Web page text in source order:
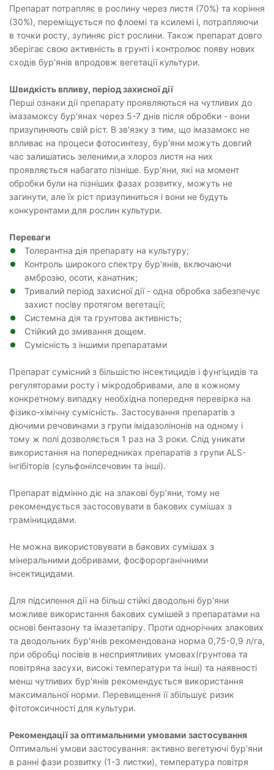
Препарат потрапляє в рослину через листя (70%) та коріння
(30%), переміщується по флоемі та ксилемі і, потрапляючи
в точки росту, зупиняє ріст рослини. Також препарат довго
зберігає свою активність в грунті і контролює появу нових
сходів бур'янів впродовж вегетації культури.
Швидкість впливу, період захисної дії
Перші ознаки дії препарату проявляються на чутливих до
імазамоксу бур'янах через 5-7 днів після обробки - вони
призупиняють свій ріст. В зв'язку з тим, що імазамокс не
впливає на процеси фотосинтезу, бур'яни можуть довгий
час залишатись зеленими,а хлороз листя на них
проявляється набагато пізніше. Бур'яни, які на момент
обробки були на пізніших фазах розвитку, можуть не
загинути, але їх ріст призупиниться і вони не будуть
конкурентами для рослин культури.
Переваги
Толерантна дія препарату на культуру;
Контроль широкого спектру бур'янів, включаючи
амброзію, осоти, канатник;
Тривалий період захисної дії - одна обробка забезпечує
захист посіву протягом вегетації;
Системна дія та грунтова активність;
Стійкий до змивання дощем.
Сумісність з іншими препаратами
Препарат сумісний з більшістю інсектицидів і фунгіцидів та
регуляторами росту і мікродобривами, але в кожному
конкретному випадку необхідна попередня перевірка на
фізико-хімічну сумісність. Застосування препаратів з
діючими речовинами з групи імідазолінонів на одному і
тому ж полі дозволяється 1 раз на 3 роки. Слід уникати
використання на попередниках препаратів з групи ALS-
інгібіторів (сульфонілсечовин та інші).
Препарат відмінно діє на злакові бур'яни, тому не
рекомендується застосовувати в бакових сумішах з
граміницидами.
Не можна використовувати в бакових сумішах з
мінеральними добривами, фосфорорганічними
інсектицидами.
Для підсилення дії на більш стійкі дводольні бур'яни
можливе використання бакових сумішей з препаратами на
основі бентазону та імазетапіру. Проти однорічних злакових
та дводольних бур'янів рекомендована норма 0,75-0,9 л/га,
при обробці посівів в несприятливих умовах(грунтова та
повітряна засухи, високі температури та інші) та наявності
менш чутливих бур'янів рекомендується використання
максимальної норми. Перевищення її збільшує ризик
фітотоксичності для культури.
Рекомендації за оптимальними умовами застосування
Оптимальні умови застосування: активно вегетуючі бур'яни
в ранні фази розвитку (1-3 листки), температура повітря